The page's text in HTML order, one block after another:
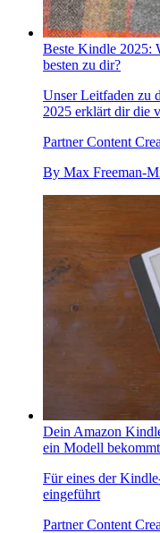
Beste Kindle 2025:
besten zu dir?
Unser Leitfaden zu
2025 erklärt dir die
Partner Content
By Max Freeman-
Dein Amazon
ein Modell
Für eines der
eingeführt
Partner Content